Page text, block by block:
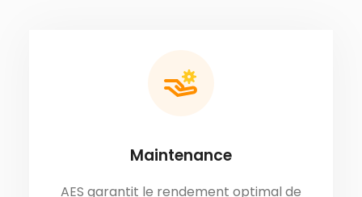
Maintenance
AES garantit le rendement optimal de